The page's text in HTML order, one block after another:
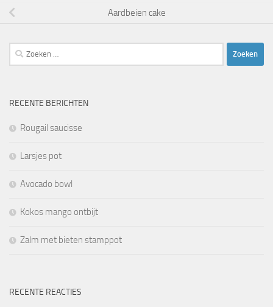
Aardbeien cake
Zoeken
naar:
RECENTE BERICHTEN
Rougail saucisse
Larsjes pot
Avocado bowl
Kokos mango ontbijt
Zalm met bieten stamppot
RECENTE REACTIES